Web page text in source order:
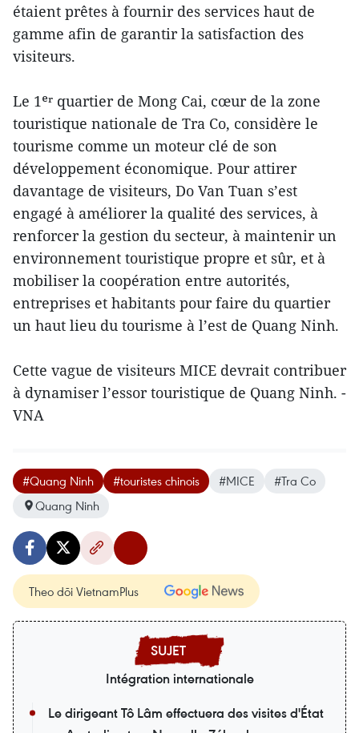
étaient prêtes à fournir des services haut de
gamme afin de garantir la satisfaction des
visiteurs.
Le 1ᵉʳ quartier de Mong Cai, cœur de la zone
touristique nationale de Tra Co, considère le
tourisme comme un moteur clé de son
développement économique. Pour attirer
davantage de visiteurs, Do Van Tuan s’est
engagé à améliorer la qualité des services, à
renforcer la gestion du secteur, à maintenir un
environnement touristique propre et sûr, et à
mobiliser la coopération entre autorités,
entreprises et habitants pour faire du quartier
un haut lieu du tourisme à l’est de Quang Ninh.
Cette vague de visiteurs MICE devrait contribuer
à dynamiser l’essor touristique de Quang Ninh. -
VNA
#Quang Ninh #touristes chinois #MICE
#Tra Co
Quang Ninh
Theo dõi VietnamPlus
Intégration internationale
Le dirigeant Tô Lâm effectuera des visites d'État